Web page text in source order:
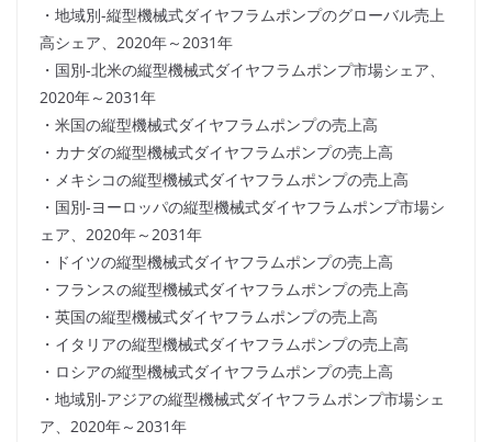
・地域別-縦型機械式ダイヤフラムポンプのグローバル売上
高シェア、2020年～2031年
・国別-北米の縦型機械式ダイヤフラムポンプ市場シェア、
2020年～2031年
・米国の縦型機械式ダイヤフラムポンプの売上高
・カナダの縦型機械式ダイヤフラムポンプの売上高
・メキシコの縦型機械式ダイヤフラムポンプの売上高
・国別-ヨーロッパの縦型機械式ダイヤフラムポンプ市場シ
ェア、2020年～2031年
・ドイツの縦型機械式ダイヤフラムポンプの売上高
・フランスの縦型機械式ダイヤフラムポンプの売上高
・英国の縦型機械式ダイヤフラムポンプの売上高
・イタリアの縦型機械式ダイヤフラムポンプの売上高
・ロシアの縦型機械式ダイヤフラムポンプの売上高
・地域別-アジアの縦型機械式ダイヤフラムポンプ市場シェ
ア、2020年～2031年